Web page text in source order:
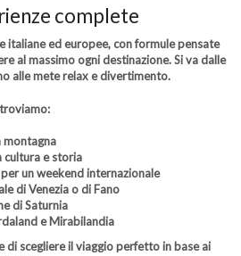
complete
italiane ed europee, con formule pensate
al massimo ogni destinazione. Si va dalle
alle mete relax e divertimento.
montagna
cultura e storia
un weekend internazionale
di Venezia o di Fano
di Saturnia
e Mirabilandia
di scegliere il viaggio perfetto in base ai